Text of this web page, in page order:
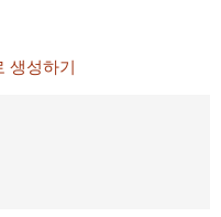
생성하기